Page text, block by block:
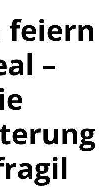
feiern
–